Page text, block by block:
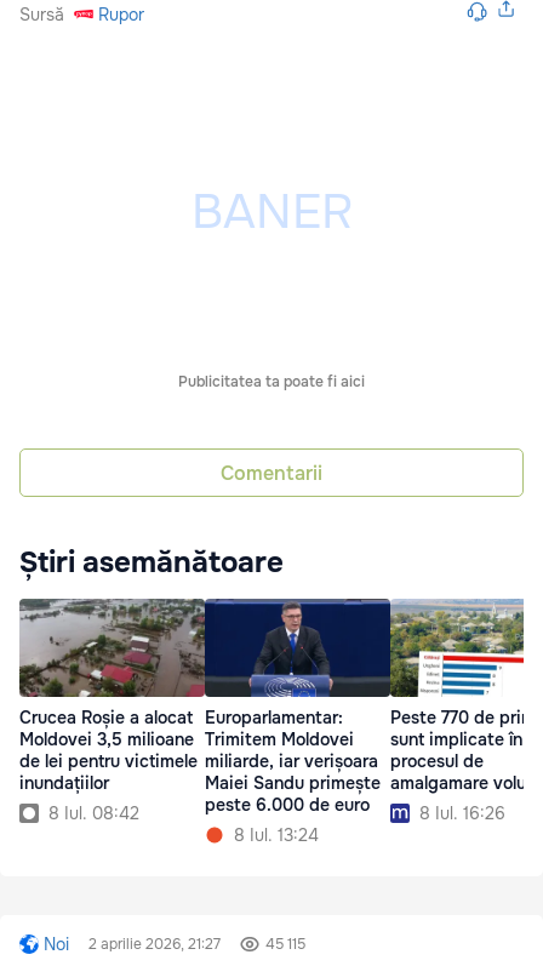
Sursă Rupor
Publicitatea ta poate fi aici
Comentarii
Știri asemănătoare
Crucea Roșie a alocat
Moldovei 3,5 milioane
de lei pentru victimele
inundațiilor
8 Iul. 08:42
Europarlamentar:
Trimitem Moldovei
miliarde, iar verișoara
Maiei Sandu primește
peste 6.000 de euro
8 Iul. 13:24
Peste 770 de
sunt implicate în
procesul de
amalgamare
8 Iul. 16:26
Noi 2 aprilie 2026, 21:27 45 115